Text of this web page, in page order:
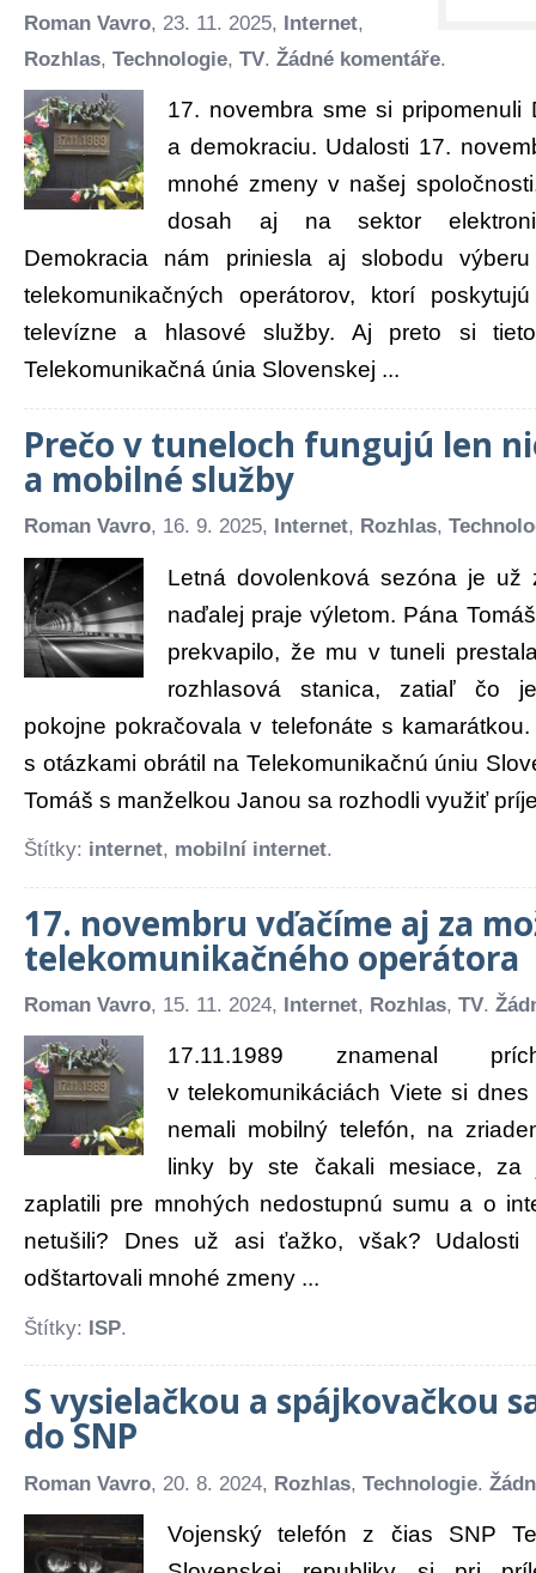
Roman Vavro, 23. 11. 2025, Internet,
Rozhlas, Technologie, TV. Žádné komentáře.
17. novembra sme si pripomenuli
a demokraciu. Udalosti 17.
mnohé zmeny v našej
dosah aj na sektor
Demokracia nám priniesla aj slobodu
telekomunikačných operátorov, ktorí
televízne a hlasové služby. Aj preto si
Telekomunikačná únia Slovenskej ...
Prečo v tuneloch fungujú len
a mobilné služby
Roman Vavro, 16. 9. 2025, Internet, Rozhlas,
Letná dovolenková sezóna je už
naďalej praje výletom. Pána
prekvapilo, že mu v tuneli
rozhlasová stanica, zatiaľ čo
pokojne pokračovala v telefonáte s
s otázkami obrátil na Telekomunikačnú úniu
Tomáš s manželkou Janou sa rozhodli využiť
Štítky: internet, mobilní internet.
17. novembru vďačíme aj za
telekomunikačného operátora
Roman Vavro, 15. 11. 2024, Internet, Rozhlas, TV.
17.11.1989 znamenal
v telekomunikáciách Viete si
nemali mobilný telefón, na
linky by ste čakali mesiace,
zaplatili pre mnohých nedostupnú sumu a o
netušili? Dnes už asi ťažko, však? Udalosti
odštartovali mnohé zmeny ...
Štítky: ISP.
S vysielačkou a spájkovačkou
do SNP
Roman Vavro, 20. 8. 2024, Rozhlas, Technologie.
Vojenský telefón z čias SNP